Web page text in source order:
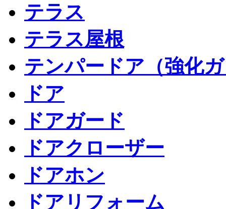
テラス
テラス屋根
テンパードア（強化
ドア
ドアガード
ドアクローザー
ドアホン
ドアリフォーム